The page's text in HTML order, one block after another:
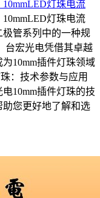
10mmLED灯珠电流
10mmLED灯珠电流
极管系列中的一种规
台宏光电凭借其卓越
10mm插件灯珠领域
：技术参数与应用
10mm插件灯珠的技
您更好地了解和选